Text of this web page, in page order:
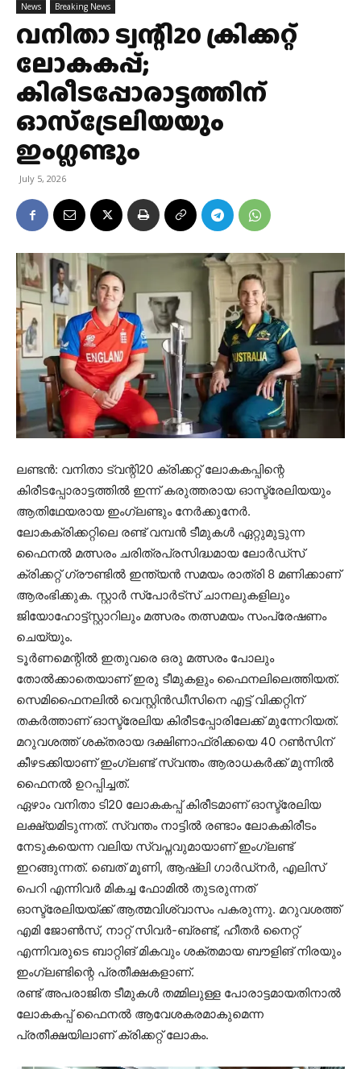
News Breaking News
വനിതാ ട്വന്റി20 ക്രിക്കറ്റ്
ലോകകപ്പ്;
കിരീടപ്പോരാട്ടത്തിന്
ഓസ്ട്രേലിയയും
ഇംഗ്ലണ്ടും
July 5, 2026
ലണ്ടന്‍: വനിതാ ട്വന്റി20 ക്രിക്കറ്റ് ലോകകപ്പിന്റെ
കിരീടപ്പോരാട്ടത്തില്‍ ഇന്ന് കരുത്തരായ ഓസ്ട്രേലിയയും
ആതിഥേയരായ ഇംഗ്ലണ്ടും നേര്‍ക്കുനേര്‍.
ലോകക്രിക്കറ്റിലെ രണ്ട് വമ്പന്‍ ടീമുകള്‍ ഏറ്റുമുട്ടുന്ന
ഫൈനല്‍ മത്സരം ചരിത്രപ്രസിദ്ധമായ ലോര്‍ഡ്സ്
ക്രിക്കറ്റ് ഗ്രൗണ്ടില്‍ ഇന്ത്യന്‍ സമയം രാത്രി 8 മണിക്കാണ്
ആരംഭിക്കുക. സ്റ്റാര്‍ സ്പോര്‍ട്സ് ചാനലുകളിലും
ജിയോഹോട്ട്സ്റ്റാറിലും മത്സരം തത്സമയം സംപ്രേഷണം
ചെയ്യും.
ടൂര്‍ണമെന്റില്‍ ഇതുവരെ ഒരു മത്സരം പോലും
തോല്‍ക്കാതെയാണ് ഇരു ടീമുകളും ഫൈനലിലെത്തിയത്.
സെമിഫൈനലില്‍ വെസ്റ്റിന്‍ഡീസിനെ എട്ട് വിക്കറ്റിന്
തകര്‍ത്താണ് ഓസ്ട്രേലിയ കിരീടപ്പോരിലേക്ക് മുന്നേറിയത്.
മറുവശത്ത് ശക്തരായ ദക്ഷിണാഫ്രിക്കയെ 40 റണ്‍സിന്
കീഴടക്കിയാണ് ഇംഗ്ലണ്ട് സ്വന്തം ആരാധകര്‍ക്ക് മുന്നില്‍
ഫൈനല്‍ ഉറപ്പിച്ചത്.
ഏഴാം വനിതാ ടി20 ലോകകപ്പ് കിരീടമാണ് ഓസ്ട്രേലിയ
ലക്ഷ്യമിടുന്നത്. സ്വന്തം നാട്ടില്‍ രണ്ടാം ലോകകിരീടം
നേടുകയെന്ന വലിയ സ്വപ്നവുമായാണ് ഇംഗ്ലണ്ട്
ഇറങ്ങുന്നത്. ബെത് മൂണി, ആഷ്ലി ഗാര്‍ഡ്നര്‍, എലിസ്
പെറി എന്നിവര്‍ മികച്ച ഫോമില്‍ തുടരുന്നത്
ഓസ്ട്രേലിയയ്ക്ക് ആത്മവിശ്വാസം പകരുന്നു. മറുവശത്ത്
എമി ജോണ്‍സ്, നാറ്റ് സിവര്‍-ബ്രണ്ട്, ഹീതര്‍ നൈറ്റ്
എന്നിവരുടെ ബാറ്റിങ് മികവും ശക്തമായ ബൗളിങ് നിരയും
ഇംഗ്ലണ്ടിന്റെ പ്രതീക്ഷകളാണ്.
രണ്ട് അപരാജിത ടീമുകള്‍ തമ്മിലുള്ള പോരാട്ടമായതിനാല്‍
ലോകകപ്പ് ഫൈനല്‍ ആവേശകരമാകുമെന്ന
പ്രതീക്ഷയിലാണ് ക്രിക്കറ്റ് ലോകം.